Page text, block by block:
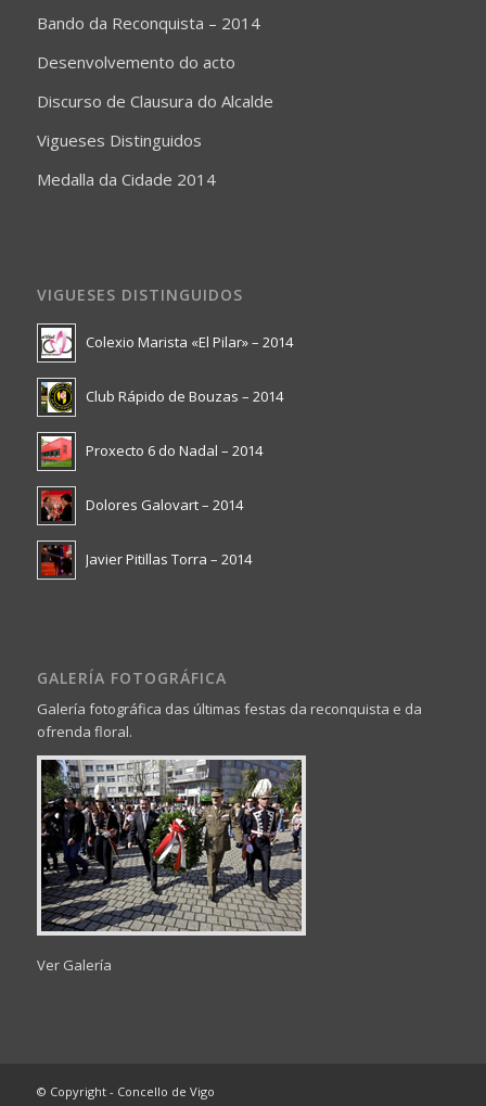
Bando da Reconquista – 2014
Desenvolvemento do acto
Discurso de Clausura do Alcalde
Vigueses Distinguidos
Medalla da Cidade 2014
VIGUESES DISTINGUIDOS
Colexio Marista «El Pilar» – 2014
Club Rápido de Bouzas – 2014
Proxecto 6 do Nadal – 2014
Dolores Galovart – 2014
Javier Pitillas Torra – 2014
GALERÍA FOTOGRÁFICA
Galería fotográfica das últimas festas da reconquista e da
ofrenda floral.
Ver Galería
© Copyright - Concello de Vigo